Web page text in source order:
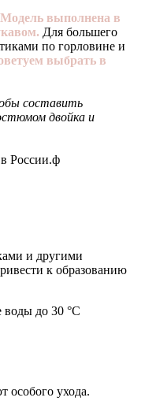
Модель выполнена в
Для большего
по горловине и
выбрать в
составить
двойка и
России.ф
и другими
к образованию
воды до 30 °C
особого ухода.